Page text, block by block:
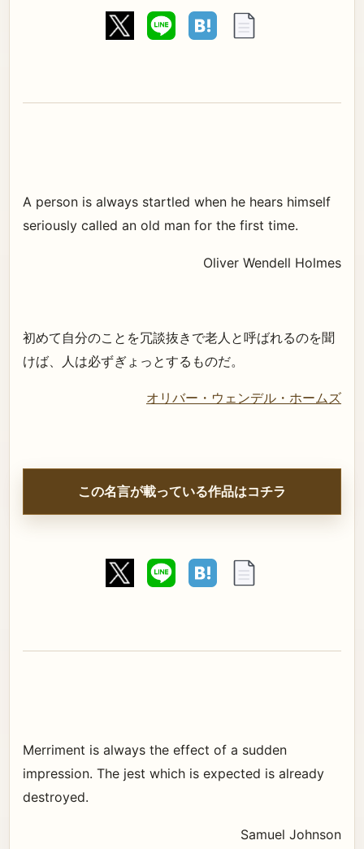
A person is always startled when he hears himself
seriously called an old man for the first time.
Oliver Wendell Holmes
初めて自分のことを冗談抜きで老人と呼ばれるのを聞
けば、人は必ずぎょっとするものだ。
オリバー・ウェンデル・ホームズ
この名言が載っている作品はコチラ
Merriment is always the effect of a sudden
impression. The jest which is expected is already
destroyed.
Samuel Johnson